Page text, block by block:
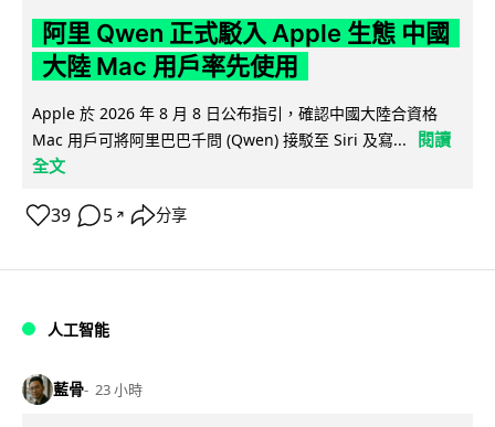
阿里 Qwen 正式駁入 Apple 生態 中國
大陸 Mac 用戶率先使用
Apple 於 2026 年 8 月 8 日公布指引，確認中國大陸合資格
Mac 用戶可將阿里巴巴千問 (Qwen) 接駁至 Siri 及寫...
閱讀
全文
39 5 ↗ 分享
人工智能
藍骨 23 小時